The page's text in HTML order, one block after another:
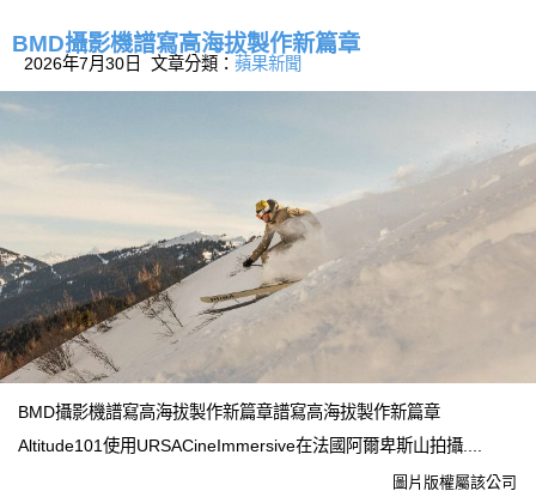
BMD攝影機譜寫高海拔製作新篇章
2026年7月30日 文章分類： 蘋果新聞
BMD攝影機譜寫高海拔製作新篇章譜寫高海拔製作新篇章
Altitude101使用URSACineImmersive在法國阿爾卑斯山拍攝....
圖片版權屬該公司